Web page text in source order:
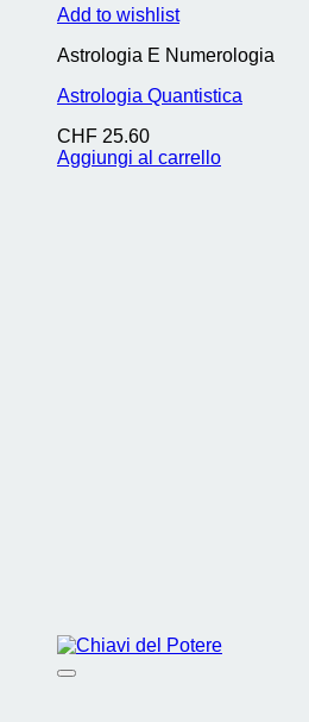
Add to wishlist
Astrologia E Numerologia
Astrologia Quantistica
CHF 25.60
Aggiungi al carrello